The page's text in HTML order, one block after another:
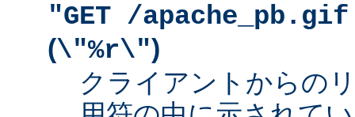
"GET /
(\"%r\")
クライアントからの